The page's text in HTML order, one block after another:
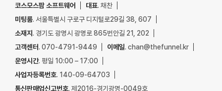
코스모스팜 소프트웨어 대표. 채찬
미팅룸. 서울특별시 구로구 디지털로29길 38, 607
소재지. 경기도 광명시 광명로 865번안길 21, 202
고객센터. 070-4791-9449 이메일. chan@thefunnel.kr
운영시간. 평일 10:00 – 17:00
사업자등록번호. 140-09-64703
통신판매업신고번호. 제2016-경기광명-0049호